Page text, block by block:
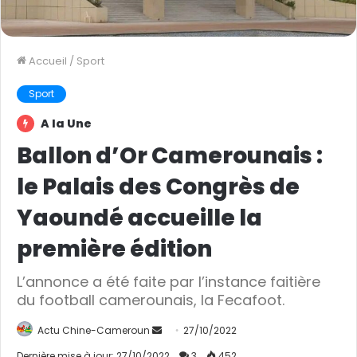
Accueil / Sport
Sport
A la Une
Ballon d’Or Camerounais :
le Palais des Congrès de
Yaoundé accueille la
première édition
L’annonce a été faite par l’instance faitière
du football camerounais, la Fecafoot.
Actu Chine-Cameroun
n
27/10/2022